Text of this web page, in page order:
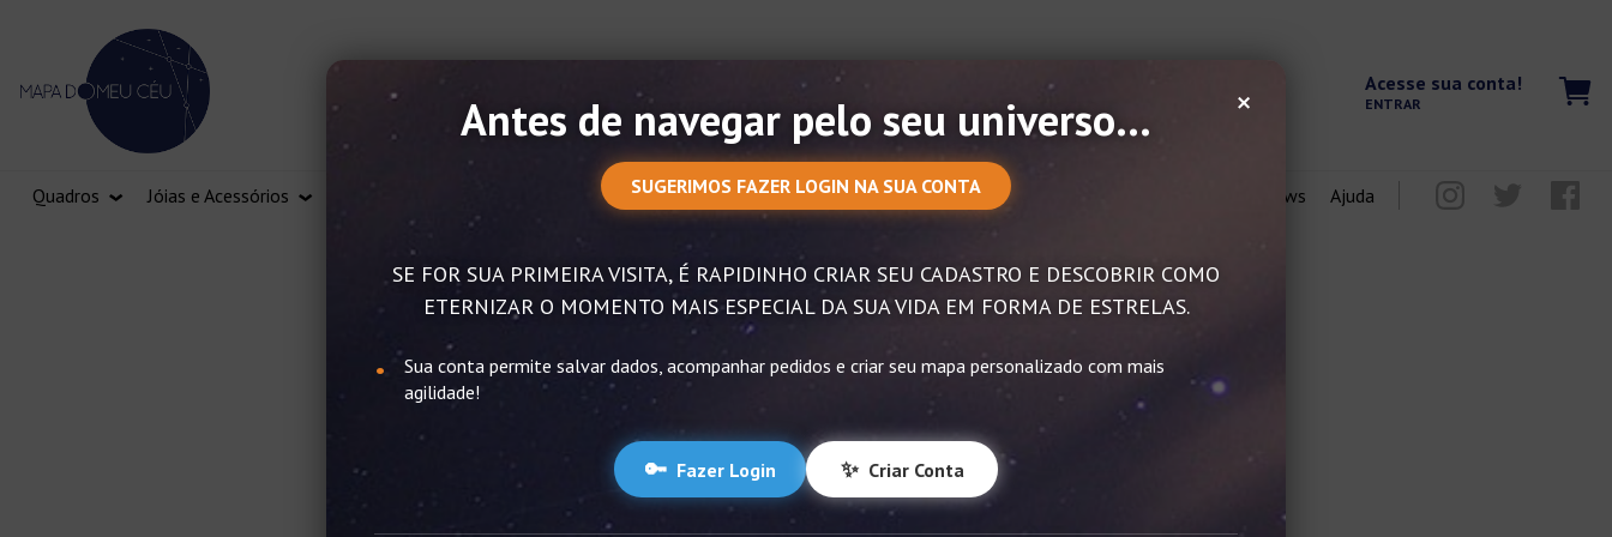
Acesse sua conta!
ENTRAR
Quadros Jóias e Acessórios Reviews Ajuda
×
Antes de navegar pelo seu universo...
SUGERIMOS FAZER LOGIN NA SUA CONTA
SE FOR SUA PRIMEIRA VISITA, É RAPIDINHO CRIAR SEU CADASTRO E DESCOBRIR COMO
ETERNIZAR O MOMENTO MAIS ESPECIAL DA SUA VIDA EM FORMA DE ESTRELAS.
Sua conta permite salvar dados, acompanhar pedidos e criar seu mapa personalizado com mais
agilidade!
🔑 Fazer Login ✨ Criar Conta